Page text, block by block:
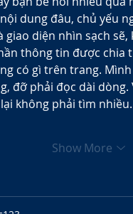
dung đâu, chủ yếu
giao diện nhìn sạch
thông tin được
có gì trên trang.
đỡ phải đọc dài
không phải tìm
Show More